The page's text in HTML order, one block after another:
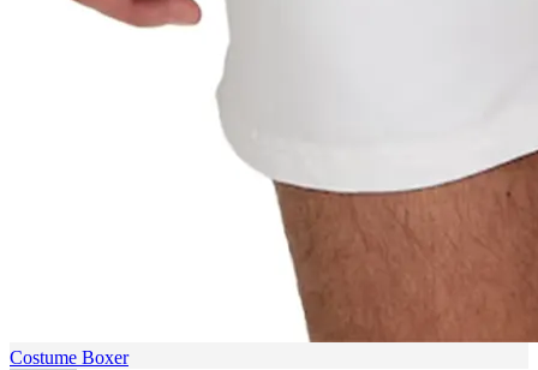
Costume Boxer